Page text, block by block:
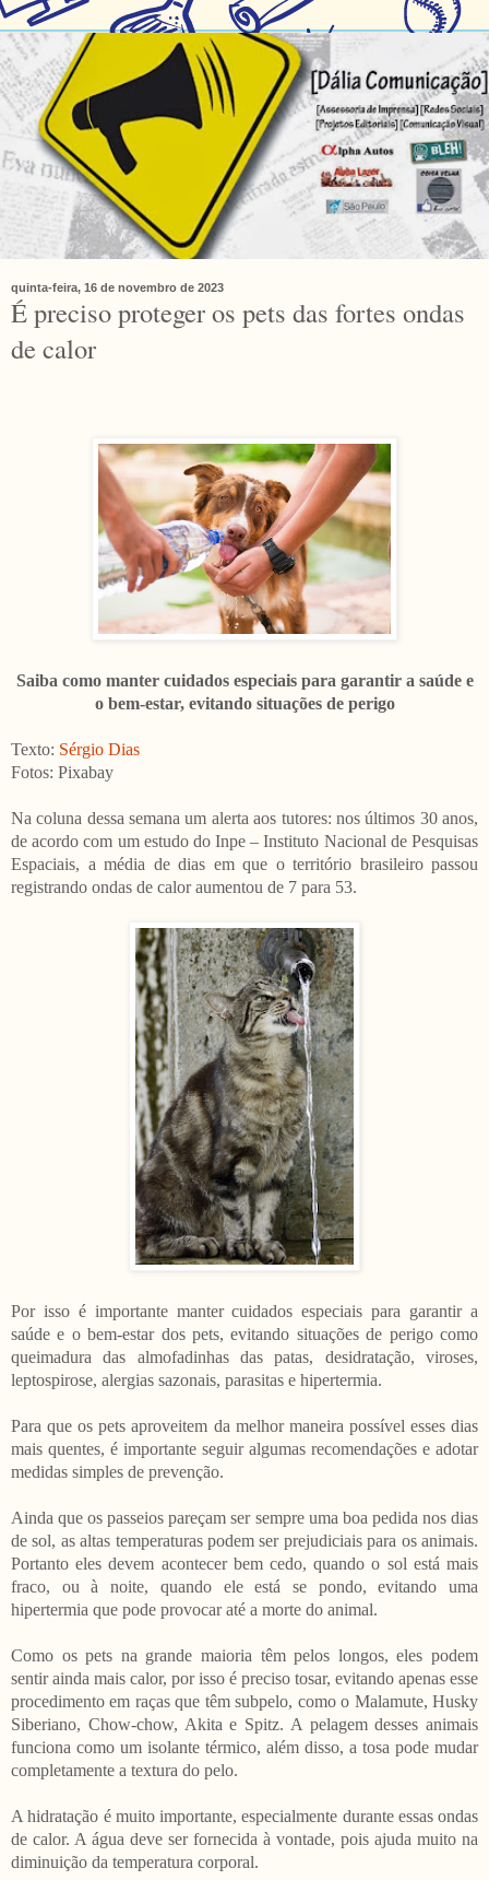
quinta-feira, 16 de novembro de 2023
É preciso proteger os pets das fortes ondas
de calor
Saiba como manter cuidados especiais para garantir a saúde e
o bem-estar, evitando situações de perigo
Texto: Sérgio Dias
Fotos: Pixabay
Na coluna dessa semana um alerta aos tutores: nos últimos 30 anos,
de acordo com um estudo do Inpe – Instituto Nacional de Pesquisas
Espaciais, a média de dias em que o território brasileiro passou
registrando ondas de calor aumentou de 7 para 53.
Por isso é importante manter cuidados especiais para garantir a
saúde e o bem-estar dos pets, evitando situações de perigo como
queimadura das almofadinhas das patas, desidratação, viroses,
leptospirose, alergias sazonais, parasitas e hipertermia.
Para que os pets aproveitem da melhor maneira possível esses dias
mais quentes, é importante seguir algumas recomendações e adotar
medidas simples de prevenção.
Ainda que os passeios pareçam ser sempre uma boa pedida nos dias
de sol, as altas temperaturas podem ser prejudiciais para os animais.
Portanto eles devem acontecer bem cedo, quando o sol está mais
fraco, ou à noite, quando ele está se pondo, evitando uma
hipertermia que pode provocar até a morte do animal.
Como os pets na grande maioria têm pelos longos, eles podem
sentir ainda mais calor, por isso é preciso tosar, evitando apenas esse
procedimento em raças que têm subpelo, como o Malamute, Husky
Siberiano, Chow-chow, Akita e Spitz. A pelagem desses animais
funciona como um isolante térmico, além disso, a tosa pode mudar
completamente a textura do pelo.
A hidratação é muito importante, especialmente durante essas ondas
de calor. A água deve ser fornecida à vontade, pois ajuda muito na
diminuição da temperatura corporal.